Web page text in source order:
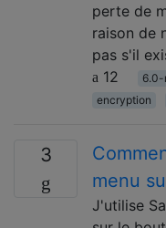
perte de
raison de
pas s'il
12
6.0-
encryption
3
menu
J'utilise